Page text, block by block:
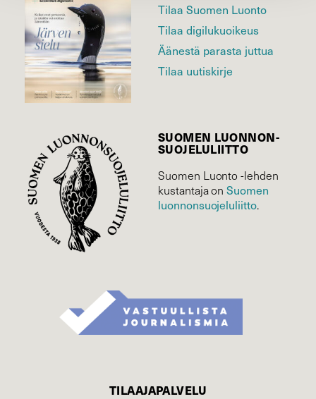
Tilaa Suomen Luonto
Tilaa digilukuoikeus
Äänestä parasta juttua
Tilaa uutiskirje
SUOMEN LUONNON­
SUOJELU­LIITTO
Suomen Luonto -lehden
kustantaja onSuomen
luonnonsuojelu­liitto.
TILAAJAPALVELU